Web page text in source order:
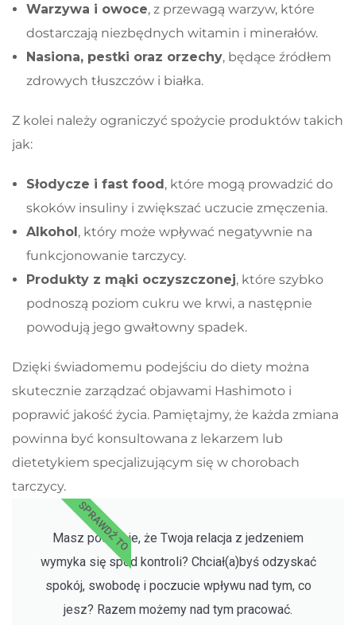
Warzywa i owoce, z przewagą warzyw, które
dostarczają niezbędnych witamin i minerałów.
Nasiona, pestki oraz orzechy, będące źródłem
zdrowych tłuszczów i białka.
Z kolei należy ograniczyć spożycie produktów takich
jak:
Słodycze i fast food, które mogą prowadzić do
skoków insuliny i zwiększać uczucie zmęczenia.
Alkohol, który może wpływać negatywnie na
funkcjonowanie tarczycy.
Produkty z mąki oczyszczonej, które szybko
podnoszą poziom cukru we krwi, a następnie
powodują jego gwałtowny spadek.
Dzięki świadomemu podejściu do diety można
skutecznie zarządzać objawami Hashimoto i
poprawić jakość życia. Pamiętajmy, że każda zmiana
powinna być konsultowana z lekarzem lub
dietetykiem specjalizującym się w chorobach
tarczycy.
Masz poczucie, że Twoja relacja z jedzeniem
wymyka się spod kontroli? Chciał(a)byś odzyskać
spokój, swobodę i poczucie wpływu nad tym, co
jesz? Razem możemy nad tym pracować.
SPRAWDŹ TO